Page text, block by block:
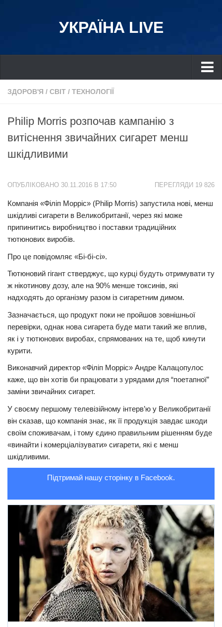
УКРАЇНА LIVE
Україна
Дніпро
Львів
Івано-Франківськ
Донбас
Одеса
Прикарпаття
Економіка
Політика
Цікаво
Наука
Рецепти
Привітання
Здоров’я
Кримінал
Трагедії
Курйози
Культура
Шоу-біз
ЗДОРОВ'Я / СВІТ / ТЕХНОЛОГІЇ
Philip Morris розпочав кампанію з
витіснення звичайних сигарет менш
шкідливими
ПЕРЕГЛЯДИ 19 826
ОПУБЛІКОВАНО 30.11.2016 В 17:50
Компанія «Філіп Морріс» (Philip Morris) запустила нові, менш
шкідливі сигарети в Великобританії, через які може
припинитись виробництво і поставки традиційних
тютюнових виробів.
Про це повідомляє «Бі-бі-сі».
Тютюновий гігант стверджує, що курці будуть отримувати ту
ж нікотинову дозу, але на 90% менше токсинів, які
надходять до організму разом із сигаретним димом.
Зазначається, що продукт поки не пройшов зовнішньої
перевірки, однак нова сигарета буде мати такий же вплив,
як і у тютюнових виробах, спрямованих на те, щоб кинути
курити.
Виконавчий директор «Філіп Морріс» Андре Калацопулос
каже, що він хотів би працювати з урядами для “поетапної”
заміни звичайних сигарет.
У своєму першому телевізійному інтерв’ю у Великобританії
він сказав, що компанія знає, як її продукція завдає шкоди
своїм споживачам, і тому єдино правильним рішенням буде
«винайти і комерціалізувати» сигарети, які є менш
шкідливими.
Підтримай нашу сторінку в Facebook.